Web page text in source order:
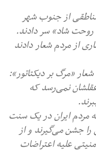
از جنوب شهر
شاد» سر دادند.
از مردم شعار دادند
«مرگ بر دیکتاتور»:
نمی‌رسد که
مردم ایران در یک سنت
را جشن می‌گیرند و از
علیه اعتراضات